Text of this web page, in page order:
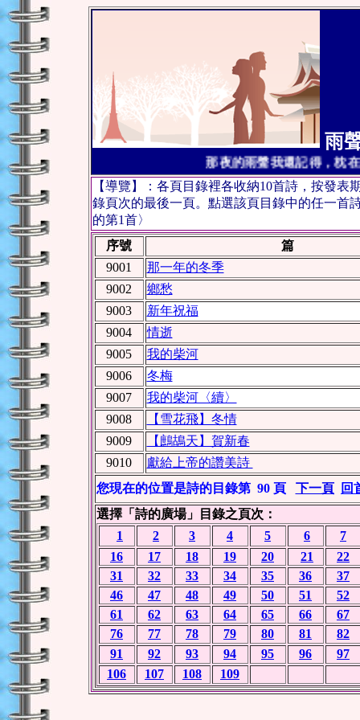
雨
那夜的雨聲我還記得，枕
【導覽】：各頁目錄裡各收納10首詩，按發
錄頁次的最後一頁。點選該頁目錄中的任一首
的第1首〉
序號
篇
9001
那一年的冬季
9002
鄉愁
9003
新年祝福
9004
情逝
9005
我的柴河
9006
冬梅
9007
我的柴河〈續〉
9008
【雪花飛】冬情
9009
【鷓鴣天】賀新春
9010
獻給上帝的讚美詩
您現在的位置是詩的目錄第 90 頁
下一頁
回
選擇「詩的廣場」目錄之頁次：
1
2 3 4 5 6
7
16
17 18 19 20 21
22
31
32 33 34 35 36
37
46
47 48 49 50 51
52
61
62 63 64 65 66
67
76
77 78 79 80 81
82
91
92 93 94 95 96
97
106
107 108 109